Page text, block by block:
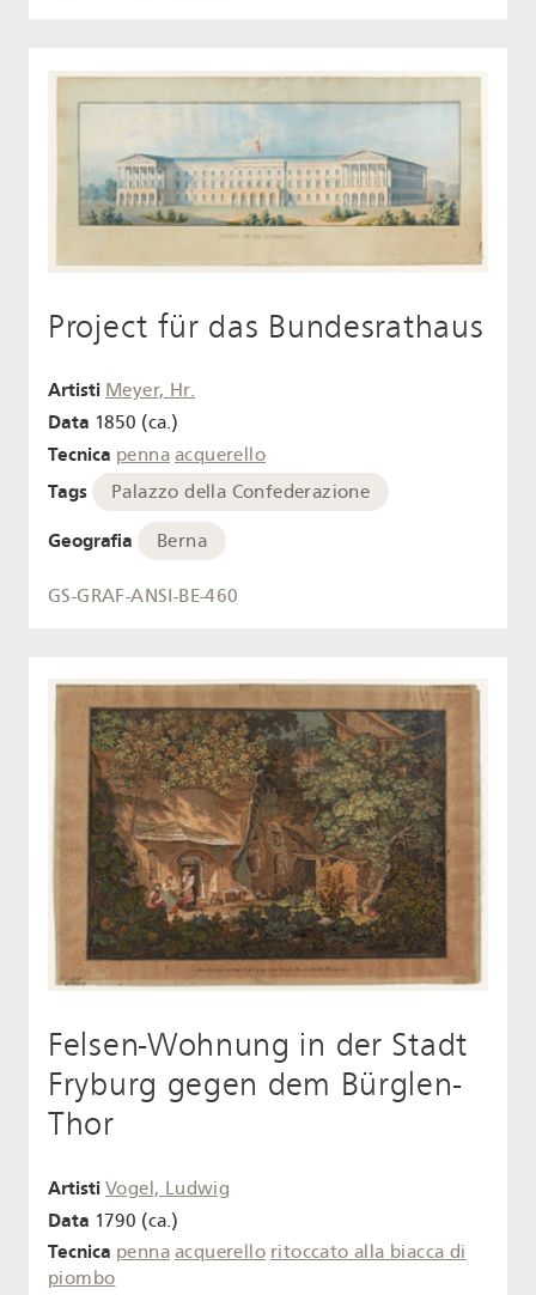
Project für das Bundesrathaus
Artisti Meyer, Hr.
Data 1850 (ca.)
Tecnica penna acquerello
Tags Palazzo della Confederazione
Geografia Berna
GS-GRAF-ANSI-BE-460
Felsen-Wohnung in der Stadt
Fryburg gegen dem Bürglen-
Thor
Artisti Vogel, Ludwig
Data 1790 (ca.)
Tecnica penna acquerello ritoccato alla biacca di
piombo